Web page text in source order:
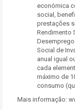
económica
social,
prestações
Rendimento
Social de
anual igual
cada
máximo de
consumo
Mais informação: